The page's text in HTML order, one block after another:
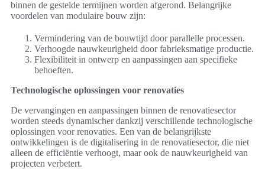
binnen de gestelde termijnen worden afgerond. Belangrijke
voordelen van modulaire bouw zijn:
Vermindering van de bouwtijd door parallelle processen.
Verhoogde nauwkeurigheid door fabrieksmatige productie.
Flexibiliteit in ontwerp en aanpassingen aan specifieke
behoeften.
Technologische oplossingen voor renovaties
De vervangingen en aanpassingen binnen de renovatiesector
worden steeds dynamischer dankzij verschillende technologische
oplossingen voor renovaties. Een van de belangrijkste
ontwikkelingen is de digitalisering in de renovatiesector, die niet
alleen de efficiëntie verhoogt, maar ook de nauwkeurigheid van
projecten verbetert.